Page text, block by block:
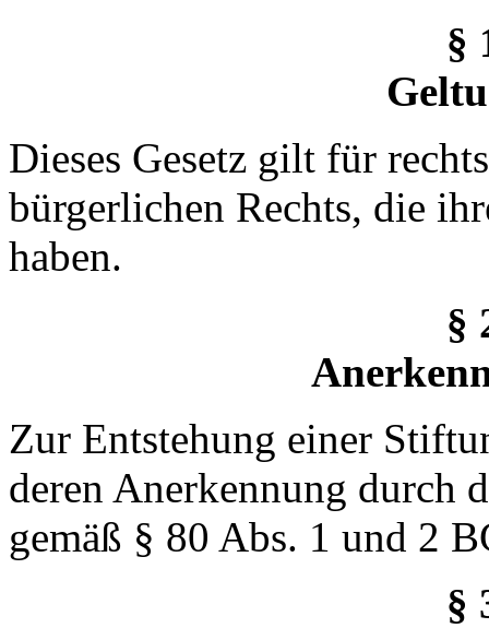
§
Dieses Gesetz gilt für
bürgerlichen Rechts, die
haben.
§
Zur Entstehung einer
deren Anerkennung durch
gemäß § 80 Abs. 1 und 2
§